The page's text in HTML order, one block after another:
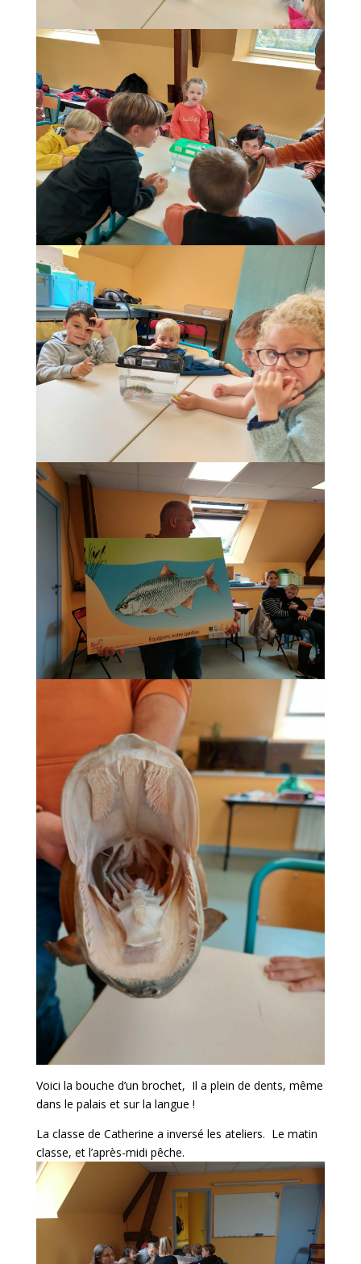
Voici la bouche d’un brochet, Il a plein de dents, même
dans le palais et sur la langue !
La classe de Catherine a inversé les ateliers. Le matin
classe, et l’après-midi pêche.